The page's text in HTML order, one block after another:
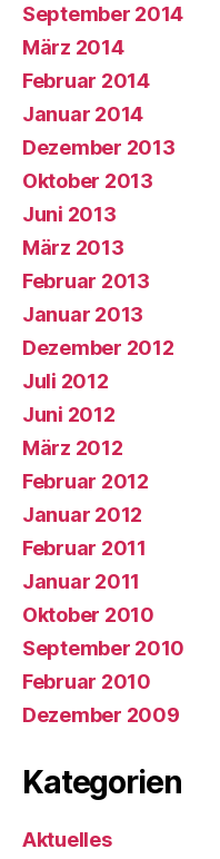
September 2014
März 2014
Februar 2014
Januar 2014
Dezember 2013
Oktober 2013
Juni 2013
März 2013
Februar 2013
Januar 2013
Dezember 2012
Juli 2012
Juni 2012
März 2012
Februar 2012
Januar 2012
Februar 2011
Januar 2011
Oktober 2010
September 2010
Februar 2010
Dezember 2009
Kategorien
Aktuelles